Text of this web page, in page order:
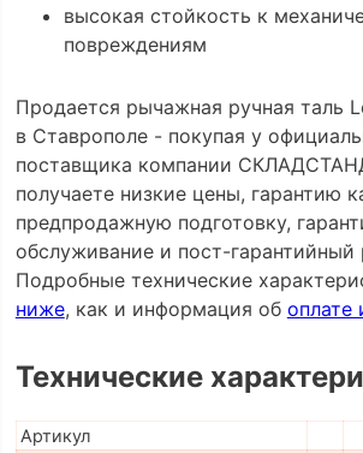
высокая стойкость к
повреждениям
Продается рычажная ручная таль
в Ставрополе - покупая у
поставщика компании
получаете низкие цены, гарантию
предпродажную подготовку,
обслуживание и пост-гарантийный
Подробные технические
ниже, как и информация об оплате
Технические
Артикул